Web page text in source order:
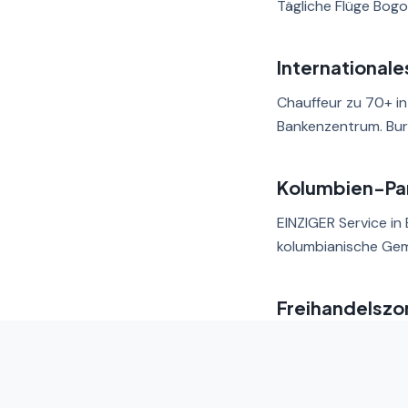
Tägliche Flüge
Chauffeur zu 70+
Bankenzentrum.
Kolumbien-
EINZIGER Service
kolumbianische